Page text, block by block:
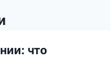
что